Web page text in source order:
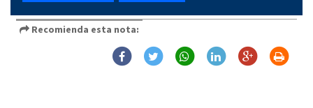
Recomienda esta nota: